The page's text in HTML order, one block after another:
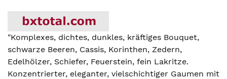
"Komplexes, dichtes, dunkles, kräftiges Bouquet,
schwarze Beeren, Cassis, Korinthen, Zedern,
Edelhölzer, Schiefer, Feuerstein, fein Lakritze.
Konzentrierter, eleganter, vielschichtiger Gaumen mit